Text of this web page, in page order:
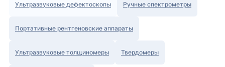
Ультразвуковые дефектоскопы Ручные спектрометры
Портативные рентгеновские аппараты
Ультразвуковые толщиномеры Твердомеры